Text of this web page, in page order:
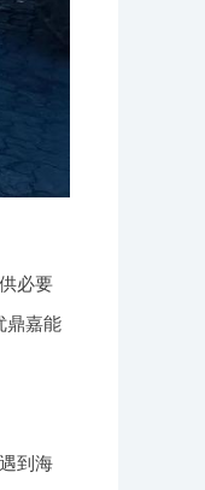
必要
鼎嘉能
到海